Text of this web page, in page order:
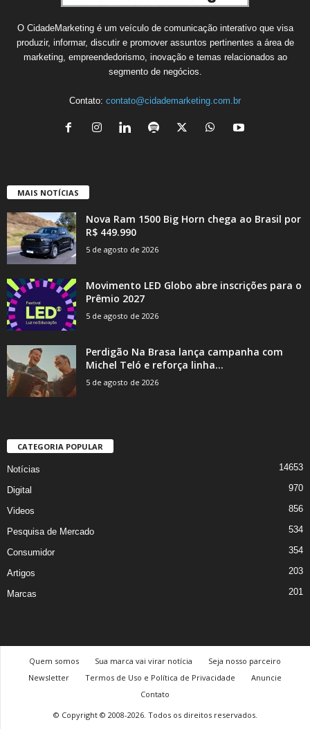
O CidadeMarketing é um veículo de comunicação interativo que visa
produzir, informar, discutir e promover assuntos pertinentes a área de
marketing, empreendedorismo, inovação e temas relacionados ao
segmento de negócios.
Contato: contato@cidademarketing.com.br
MAIS NOTÍCIAS
Nova Ram 1500 Big Horn chega ao Brasil por
R$ 449.990
5 de agosto de 2026
Movimento LED Globo abre inscrições para o
Prêmio 2027
5 de agosto de 2026
Perdigão Na Brasa lança campanha com
Michel Teló e reforça linha...
5 de agosto de 2026
CATEGORIA POPULAR
Notícias 14653
Digital 970
Videos 856
Pesquisa de Mercado 534
Consumidor 354
Artigos 203
Marcas 201
Quem somos Sua marca vai virar notícia
Seja nosso parceiro
Newsletter
Termos de Uso e Política de Privacidade
Anuncie
Contato
© Copyright © 2008-2026. Todos os direitos reservados.